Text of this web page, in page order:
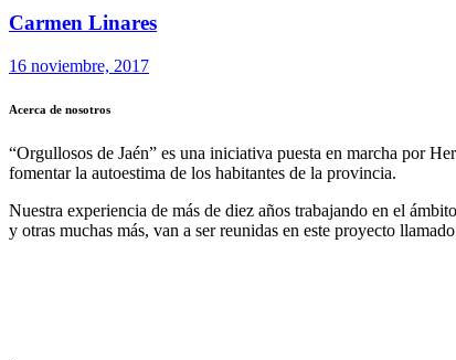
Carmen Linares
16 noviembre, 2017
Acerca de nosotros
“Orgullosos de Jaén” es una iniciativa puesta en marcha por
fomentar la autoestima de los habitantes de la provincia.
Nuestra experiencia de más de diez años trabajando en el
y otras muchas más, van a ser reunidas en este proyecto